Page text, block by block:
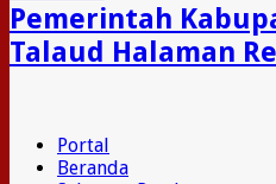
Pemerintah
Talaud Halaman
Portal
Beranda